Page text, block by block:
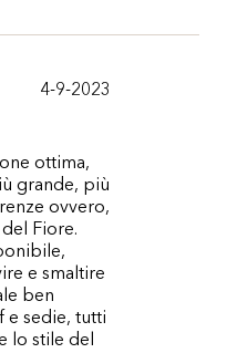
4-9-2023
ottima,
grande, più
ovvero,
del Fiore.
e smaltire
ben
e sedie, tutti
lo stile del